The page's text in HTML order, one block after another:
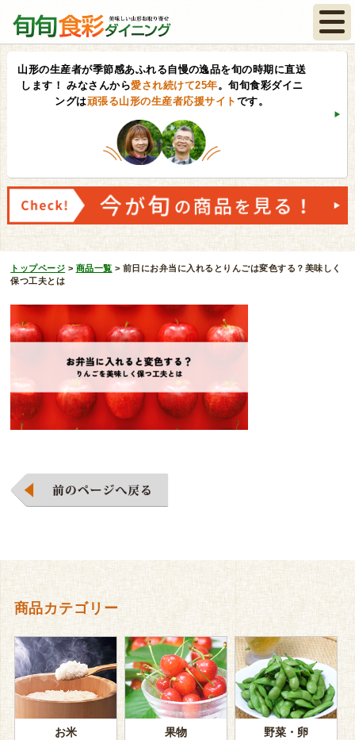
山形の生産者が季節感あふれる自慢の逸品を旬の時期に直送
します！ みなさんから愛され続けて25年。旬旬食彩ダイニ
ングは頑張る山形の生産者応援サイト です。
トップページ > 商品一覧 > 前日にお弁当に入れるとりんごは変色する？美味しく
保つ工夫とは
商品カテゴリー
お米 果物 野菜・卵